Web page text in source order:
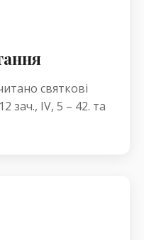
святкові
зач., IV, 5 – 42. та